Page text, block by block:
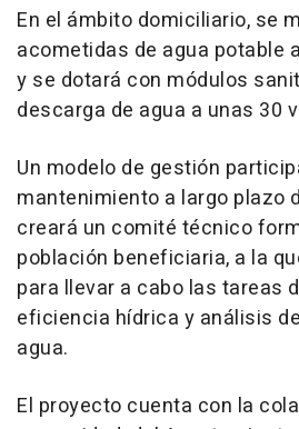
En el ámbito domiciliario, se
acometidas de agua potable
y se dotará con módulos
descarga de agua a unas 30
Un modelo de gestión
mantenimiento a largo plazo
creará un comité técnico
población beneficiaria, a la
para llevar a cabo las tareas
eficiencia hídrica y análisis
agua.
El proyecto cuenta con la